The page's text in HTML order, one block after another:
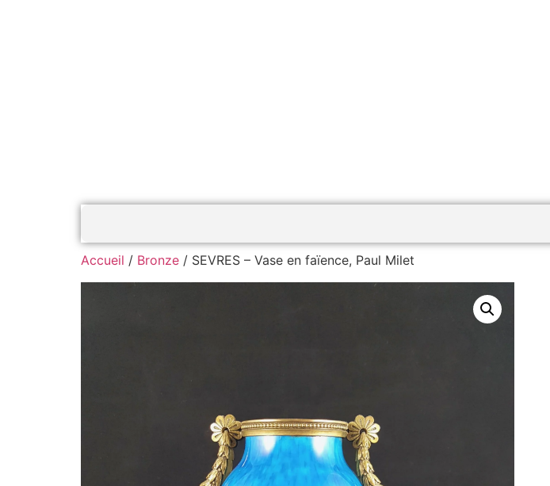
Accueil / Bronze / SEVRES – Vase en faïence, Paul Milet